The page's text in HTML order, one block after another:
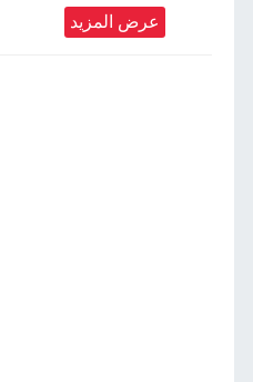
عرض المزيد